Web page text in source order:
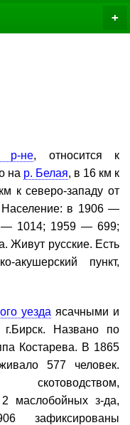
р-не, относится к
на р. Белая, в 16 км к
к северо-западу от
Население: в 1906 —
— 1014; 1959 — 699;
Живут русские. Есть
акушерский пункт,
уезда ясачными и
г.Бирск. Названо по
Костарева. В 1865
577 человек.
скотоводством,
маслобойных з-да,
зафиксированы